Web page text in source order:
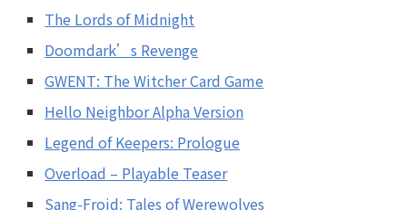
The Lords of Midnight
Doomdark’s Revenge
GWENT: The Witcher Card Game
Hello Neighbor Alpha Version
Legend of Keepers: Prologue
Overload – Playable Teaser
Sang-Froid: Tales of Werewolves